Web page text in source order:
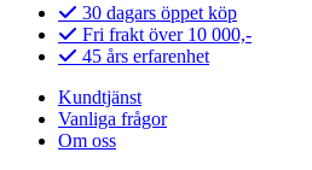
30 dagars öppet köp
Fri frakt över 10 000,-
45 års erfarenhet
Kundtjänst
Vanliga frågor
Om oss